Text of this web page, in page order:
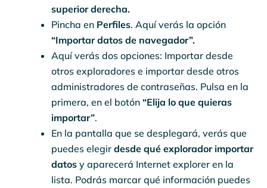
superior derecha.
Pincha en Perfiles. Aquí verás la opción
“Importar datos de navegador”.
Aquí verás dos opciones: Importar desde
otros exploradores e importar desde otros
administradores de contraseñas. Pulsa en la
primera, en el botón “Elija lo que quieras
importar”.
En la pantalla que se desplegará, verás que
puedes elegirdesde qué explorador importar
datosy aparecerá Internet explorer en la
lista. Podrás marcar qué información puedes